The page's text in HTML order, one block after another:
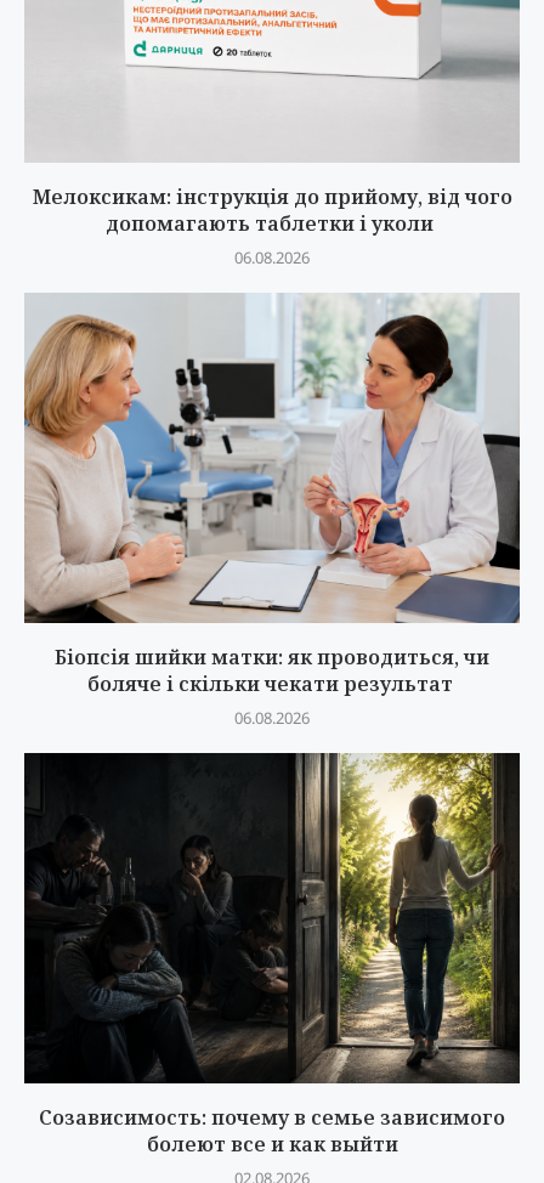
Мелоксикам: інструкція до прийому, від чого
допомагають таблетки і уколи
06.08.2026
Біопсія шийки матки: як проводиться, чи
боляче і скільки чекати результат
06.08.2026
Созависимость: почему в семье зависимого
болеют все и как выйти
02.08.2026